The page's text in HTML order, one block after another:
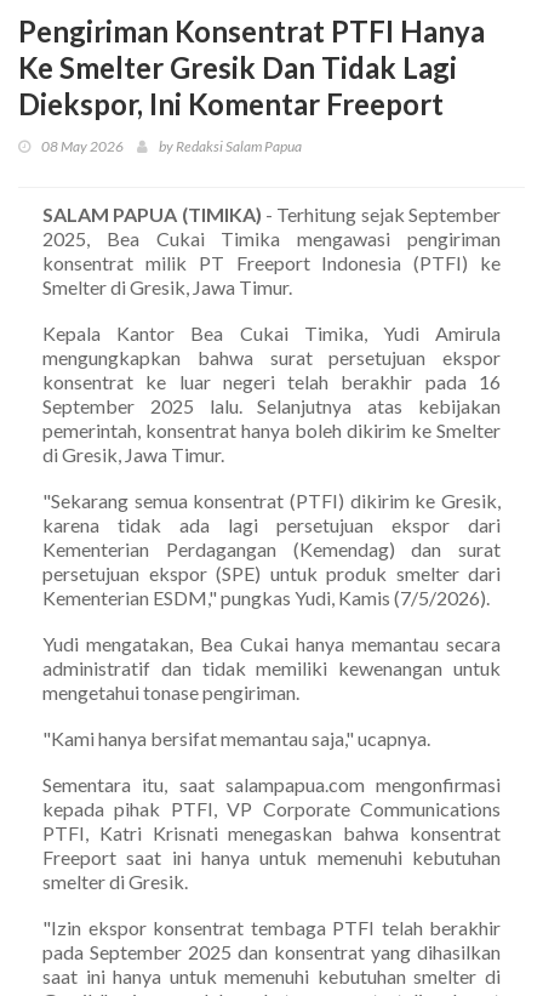
Pengiriman Konsentrat PTFI Hanya
Ke Smelter Gresik Dan Tidak Lagi
Diekspor, Ini Komentar Freeport
08 May 2026 by Redaksi Salam Papua
SALAM PAPUA (TIMIKA) - Terhitung sejak September
2025, Bea Cukai Timika mengawasi pengiriman
konsentrat milik PT Freeport Indonesia (PTFI) ke
Smelter di Gresik, Jawa Timur.
Kepala Kantor Bea Cukai Timika, Yudi Amirula
mengungkapkan bahwa surat persetujuan ekspor
konsentrat ke luar negeri telah berakhir pada 16
September 2025 lalu. Selanjutnya atas kebijakan
pemerintah, konsentrat hanya boleh dikirim ke Smelter
di Gresik, Jawa Timur.
"Sekarang semua konsentrat (PTFI) dikirim ke Gresik,
karena tidak ada lagi persetujuan ekspor dari
Kementerian Perdagangan (Kemendag) dan surat
persetujuan ekspor (SPE) untuk produk smelter dari
Kementerian ESDM," pungkas Yudi, Kamis (7/5/2026).
Yudi mengatakan, Bea Cukai hanya memantau secara
administratif dan tidak memiliki kewenangan untuk
mengetahui tonase pengiriman.
"Kami hanya bersifat memantau saja," ucapnya.
Sementara itu, saat salampapua.com mengonfirmasi
kepada pihak PTFI, VP Corporate Communications
PTFI, Katri Krisnati menegaskan bahwa konsentrat
Freeport saat ini hanya untuk memenuhi kebutuhan
smelter di Gresik.
"Izin ekspor konsentrat tembaga PTFI telah berakhir
pada September 2025 dan konsentrat yang dihasilkan
saat ini hanya untuk memenuhi kebutuhan smelter di